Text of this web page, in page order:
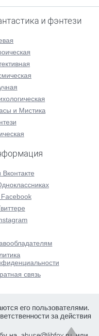
и фэнтези
и Мистика
связь
его пользователями.
за действия